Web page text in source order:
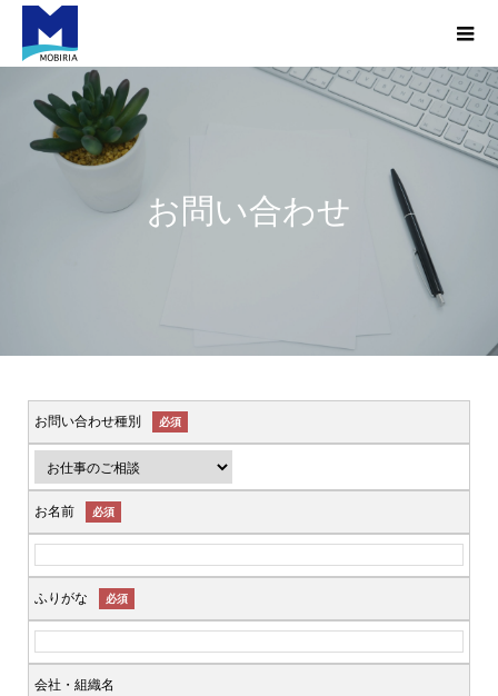
お問い合わせ
お問い合わせ種別 必須
お名前 必須
ふりがな 必須
会社・組織名